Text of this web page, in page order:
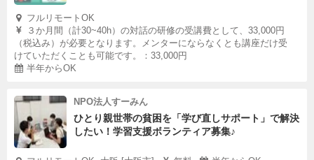
フルリモートOK
３か月間（計30~40h）の対話の研修の受講費として、33,000円
（税込み）が必要となります。メンターにならなくとも講座だけ受
けていただくことも可能です。：33,000円
半年からOK
NPO法人すーみん
ひとり親世帯の貧困を「学び直しサポート」で解決
したい！学習支援ボランティア募集♪